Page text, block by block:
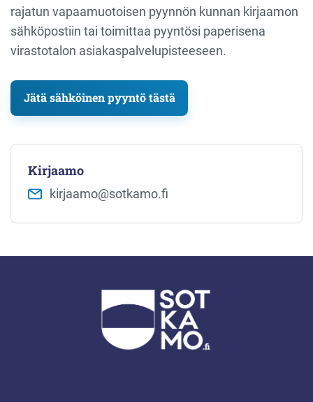
rajatun vapaamuotoisen pyynnön kunnan kirjaamon
sähköpostiin tai toimittaa pyyntösi paperisena
virastotalon asiakaspalvelupisteeseen.
Jätä sähköinen pyyntö tästä
Kirjaamo
kirjaamo​@sotkamo.fi